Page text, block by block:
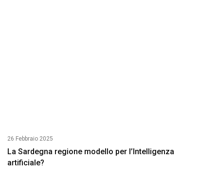
26 Febbraio 2025
La Sardegna regione modello per l’Intelligenza
artificiale?